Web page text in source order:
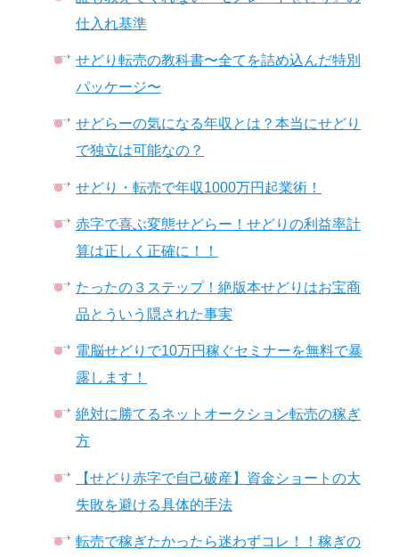
仕入れ基準
せどり転売の教科書〜全てを詰め込んだ特別
パッケージ〜
せどらーの気になる年収とは？本当にせどり
で独立は可能なの？
せどり・転売で年収1000万円起業術！
赤字で喜ぶ変態せどらー！せどりの利益率計
算は正しく正確に！！
たったの３ステップ！絶版本せどりはお宝商
品とういう隠された事実
電脳せどりで10万円稼ぐセミナーを無料で暴
露します！
絶対に勝てるネットオークション転売の稼ぎ
方
【せどり赤字で自己破産】資金ショートの大
失敗を避ける具体的手法
転売で稼ぎたかったら迷わずコレ！！稼ぎの